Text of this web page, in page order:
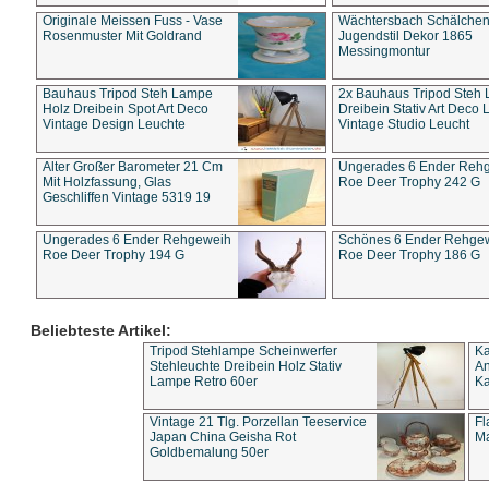
Originale Meissen Fuss - Vase
Rosenmuster Mit Goldrand
Wächtersbach Schälchen
Jugendstil Dekor 1865
Messingmontur
Bauhaus Tripod Steh Lampe
Holz Dreibein Spot Art Deco
Vintage Design Leuchte
2x Bauhaus Tripod Steh
Dreibein Stativ Art Deco
Vintage Studio Leucht
Alter Großer Barometer 21 Cm
Mit Holzfassung, Glas
Geschliffen Vintage 5319 19
Ungerades 6 Ender
Roe Deer Trophy 242 G
Ungerades 6 Ender Rehgeweih
Roe Deer Trophy 194 G
Schönes 6 Ender
Roe Deer Trophy 186 G
Beliebteste Artikel:
Tripod Stehlampe Scheinwerfer
Stehleuchte Dreibein Holz Stativ
Lampe Retro 60er
Vintage 21 Tlg. Porzellan Teeservice
Japan China Geisha Rot
Goldbemalung 50er